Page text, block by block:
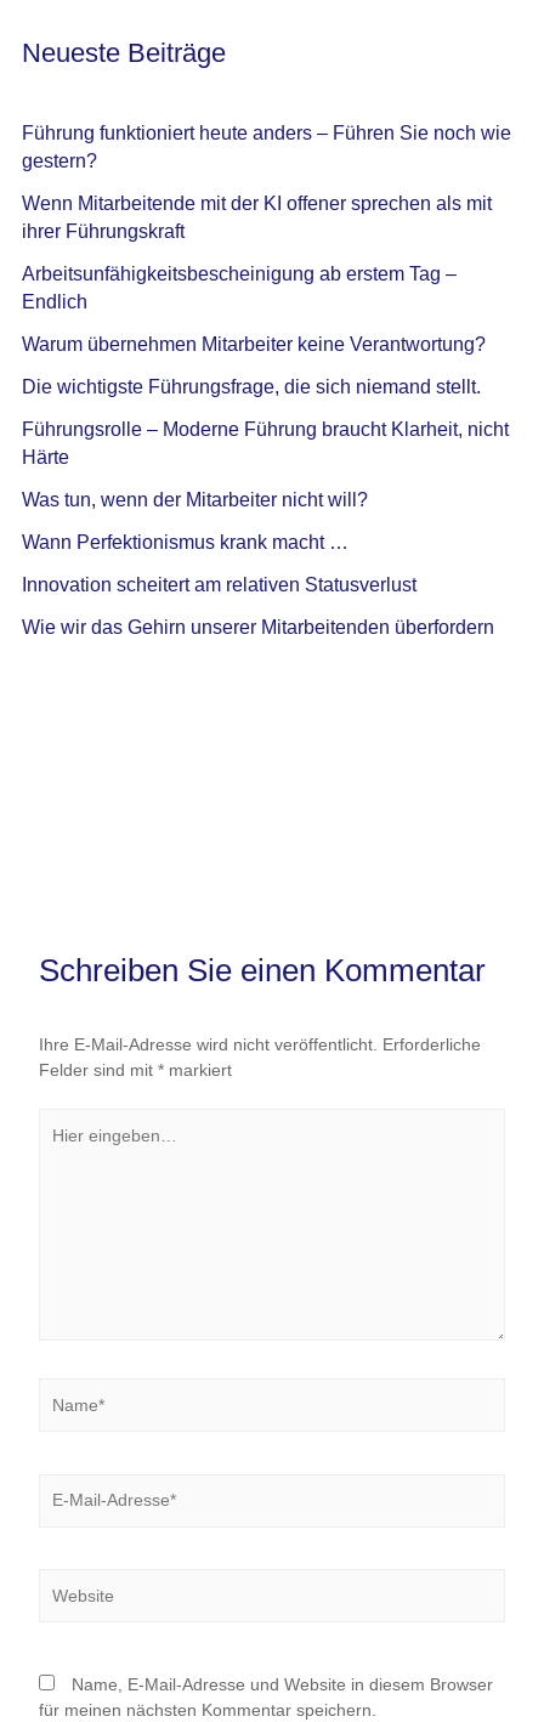
Neueste Beiträge
Führung funktioniert heute anders – Führen Sie noch wie
gestern?
Wenn Mitarbeitende mit der KI offener sprechen als mit
ihrer Führungskraft
Arbeitsunfähigkeitsbescheinigung ab erstem Tag –
Endlich
Warum übernehmen Mitarbeiter keine Verantwortung?
Die wichtigste Führungsfrage, die sich niemand stellt.
Führungsrolle – Moderne Führung braucht Klarheit, nicht
Härte
Was tun, wenn der Mitarbeiter nicht will?
Wann Perfektionismus krank macht …
Innovation scheitert am relativen Statusverlust
Wie wir das Gehirn unserer Mitarbeitenden überfordern
Schreiben Sie einen Kommentar
Ihre E-Mail-Adresse wird nicht veröffentlicht. Erforderliche
Felder sind mit *markiert
eingeben…
Mail-
Name, E-Mail-Adresse und Website in diesem Browser
für meinen nächsten Kommentar speichern.